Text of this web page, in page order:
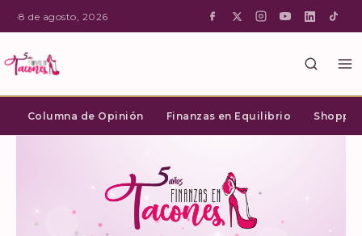
·8 de agosto, 2026
Columna de Opinión Finanzas en Equilibrio